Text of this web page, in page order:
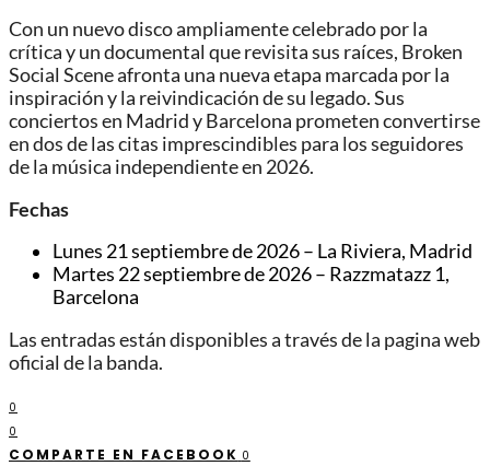
Con un nuevo disco ampliamente celebrado por la
crítica y un documental que revisita sus raíces, Broken
Social Scene afronta una nueva etapa marcada por la
inspiración y la reivindicación de su legado. Sus
conciertos en Madrid y Barcelona prometen convertirse
en dos de las citas imprescindibles para los seguidores
de la música independiente en 2026.
Fechas
Lunes 21 septiembre de 2026 – La Riviera, Madrid
Martes 22 septiembre de 2026 – Razzmatazz 1,
Barcelona
Las entradas están disponibles a través de la pagina web
oficial de la banda.
0
0
COMPARTE EN FACEBOOK 0